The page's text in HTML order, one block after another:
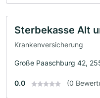
Sterbekasse Alt
Krankenversicherung
Große Paaschburg 42,
0.0 (0